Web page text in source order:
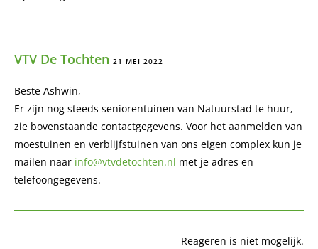
VTV De Tochten 21 MEI 2022
Beste Ashwin,
Er zijn nog steeds seniorentuinen van Natuurstad te huur,
zie bovenstaande contactgegevens. Voor het aanmelden van
moestuinen en verblijfstuinen van ons eigen complex kun je
mailen naar info@vtvdetochten.nl met je adres en
telefoongegevens.
Reageren is niet mogelijk.